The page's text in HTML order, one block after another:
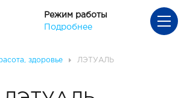
Режим работы
Подробнее
здоровье ЛЭТУАЛЬ